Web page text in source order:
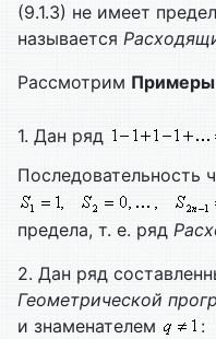
(9.1.3) не имеет
называется
Рассмотрим Примеры
1. Дан ряд
Последовательность
предела, т. е. ряд
2. Дан ряд
Геометрической
и знаменателем
: